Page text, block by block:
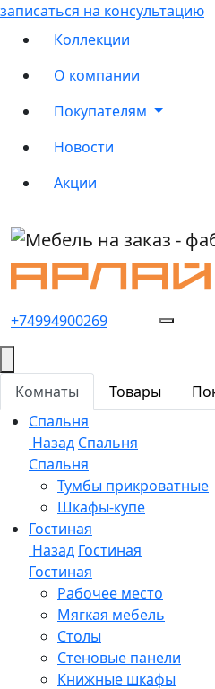
записаться на консультацию
Коллекции
О компании
Покупателям
Новости
Акции
+74994900269